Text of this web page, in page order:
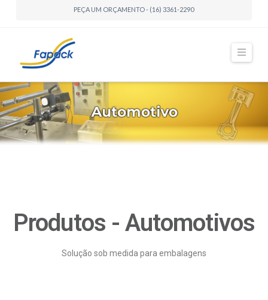
PEÇA UM ORÇAMENTO - (16) 3361-2290
Produtos - Automotivos
Solução sob medida para embalagens